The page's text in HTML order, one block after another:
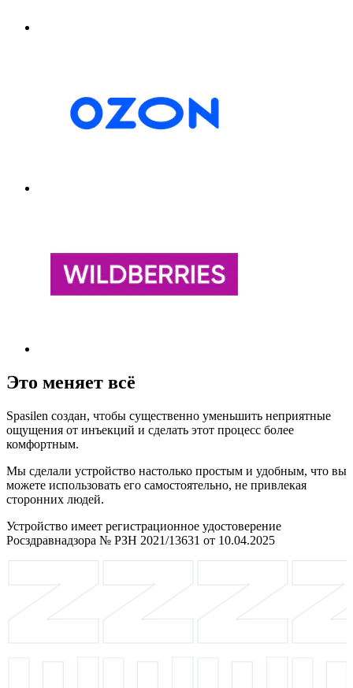
Это меняет всё
Spasilen создан, чтобы существенно уменьшить неприятные
ощущения от инъекций и сделать этот процесс более
комфортным.
Мы сделали устройство настолько простым и удобным, что вы
можете использовать его самостоятельно, не привлекая
сторонних людей.
Устройство имеет регистрационное удостоверение
Росздравнадзора № РЗН 2021/13631 от 10.04.2025